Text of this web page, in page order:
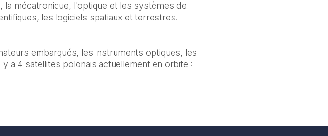
mécatronique, l'optique et les systèmes de
les logiciels spatiaux et terrestres.
embarqués, les instruments optiques, les
a 4 satellites polonais actuellement en orbite :